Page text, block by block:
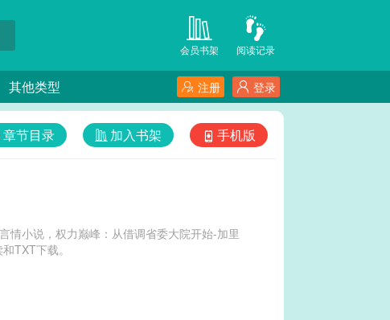
阅读记录
会员书架
其他类型 登录
注册
手机版
加入书架
章节目录
情小说，权力巅峰：从借调省委大院开始-加里
TXT下载。